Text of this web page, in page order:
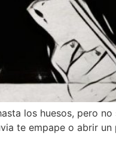
los huesos, pero no
te empape o abrir